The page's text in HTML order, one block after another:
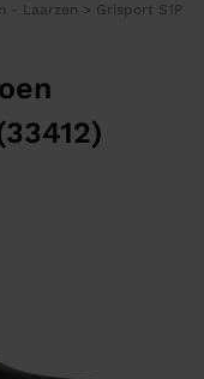
- Laarzen > Grisport S1P